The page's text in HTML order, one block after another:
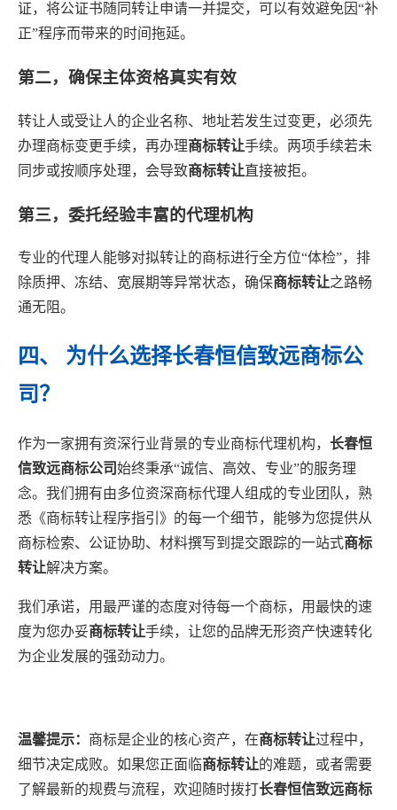
证，将公证书随同转让申请一并提交，可以有效避免因“补
正”程序而带来的时间拖延。
第二，确保主体资格真实有效
转让人或受让人的企业名称、地址若发生过变更，必须先
办理商标变更手续，再办理商标转让手续。两项手续若未
同步或按顺序处理，会导致商标转让直接被拒。
第三，委托经验丰富的代理机构
专业的代理人能够对拟转让的商标进行全方位“体检”，排
除质押、冻结、宽展期等异常状态，确保商标转让之路畅
通无阻。
四、 为什么选择长春恒信致远商标公
司？
作为一家拥有资深行业背景的专业商标代理机构， 长春恒
信致远商标公司始终秉承“诚信、高效、专业”的服务理
念。我们拥有由多位资深商标代理人组成的专业团队，熟
悉《商标转让程序指引》的每一个细节，能够为您提供从
商标检索、公证协助、材料撰写到提交跟踪的一站式商标
转让解决方案。
我们承诺，用最严谨的态度对待每一个商标，用最快的速
度为您办妥商标转让手续，让您的品牌无形资产快速转化
为企业发展的强劲动力。
温馨提示： 商标是企业的核心资产，在商标转让过程中，
细节决定成败。如果您正面临商标转让的难题，或者需要
了解最新的规费与流程，欢迎随时拨打长春恒信致远商标